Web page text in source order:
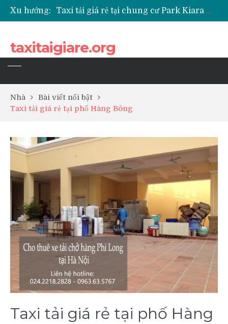
Xu hướng:
Taxi tải giá rẻ tại chung cư Park Kiara Hà Đông
Taxi tải giá rẻ tại chung cư Grande Park Phú Lãm
taxitaigiare.org
Nhà
Bài viết nổi bật
Taxi tải giá rẻ tại phố Hàng Bông
Taxi tải giá rẻ tại phố Hàng